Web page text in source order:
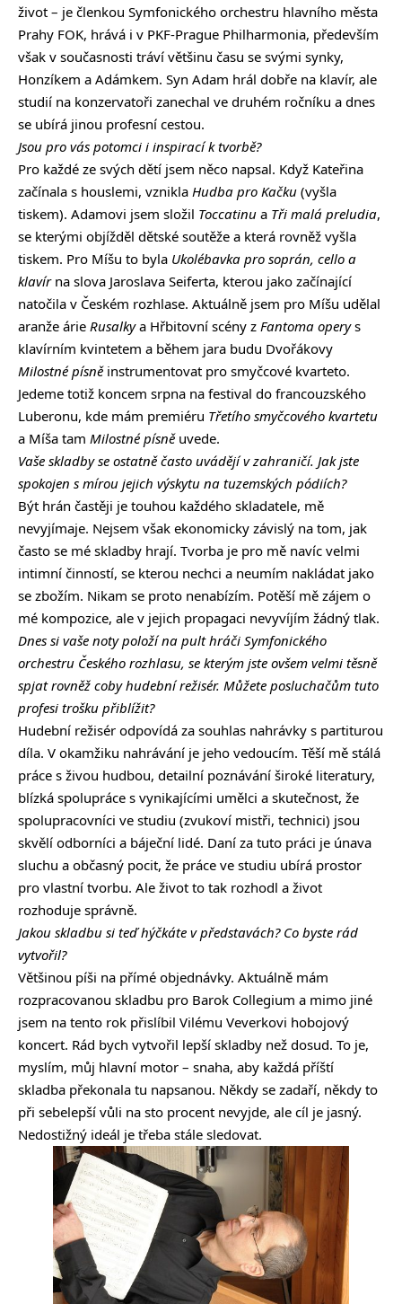
život – je členkou Symfonického orchestru hlavního města
Prahy FOK, hrává i v PKF-Prague Philharmonia, především
však v současnosti tráví většinu času se svými synky,
Honzíkem a Adámkem. Syn Adam hrál dobře na klavír, ale
studií na konzervatoři zanechal ve druhém ročníku a dnes
se ubírá jinou profesní cestou.
Jsou pro vás potomci i inspirací k tvorbě?
Pro každé ze svých dětí jsem něco napsal. Když Kateřina
začínala s houslemi, vznikla Hudba pro Kačku (vyšla
tiskem). Adamovi jsem složil Toccatinu a Tři malá preludia,
se kterými objížděl dětské soutěže a která rovněž vyšla
tiskem. Pro Míšu to byla Ukolébavka pro soprán, cello a
klavírna slova Jaroslava Seiferta, kterou jako začínající
natočila v Českém rozhlase. Aktuálně jsem pro Míšu udělal
aranže árie Rusalkya Hřbitovní scény z Fantoma operys
klavírním kvintetem a během jara budu Dvořákovy
Milostné písněinstrumentovat pro smyčcové kvarteto.
Jedeme totiž koncem srpna na festival do francouzského
Luberonu, kde mám premiéru Třetího smyčcového kvartetu
a Míša tam Milostné písněuvede.
Vaše skladby se ostatně často uvádějí v zahraničí. Jak jste
spokojen s mírou jejich výskytu na tuzemských pódiích?
Být hrán častěji je touhou každého skladatele, mě
nevyjímaje. Nejsem však ekonomicky závislý na tom, jak
často se mé skladby hrají. Tvorba je pro mě navíc velmi
intimní činností, se kterou nechci a neumím nakládat jako
se zbožím. Nikam se proto nenabízím. Potěší mě zájem o
mé kompozice, ale v jejich propagaci nevyvíjím žádný tlak.
Dnes si vaše noty položí na pult hráči Symfonického
orchestru Českého rozhlasu, se kterým jste ovšem velmi těsně
spjat rovněž coby hudební režisér. Můžete posluchačům tuto
profesi trošku přiblížit?
Hudební režisér odpovídá za souhlas nahrávky s partiturou
díla. V okamžiku nahrávání je jeho vedoucím. Těší mě stálá
práce s živou hudbou, detailní poznávání široké literatury,
blízká spolupráce s vynikajícími umělci a skutečnost, že
spolupracovníci ve studiu (zvukoví mistři, technici) jsou
skvělí odborníci a báječní lidé. Daní za tuto práci je únava
sluchu a občasný pocit, že práce ve studiu ubírá prostor
pro vlastní tvorbu. Ale život to tak rozhodl a život
rozhoduje správně.
Jakou skladbu si teď hýčkáte v představách? Co byste rád
vytvořil?
Většinou píši na přímé objednávky. Aktuálně mám
rozpracovanou skladbu pro Barok Collegium a mimo jiné
jsem na tento rok přislíbil Vilému Veverkovi hobojový
koncert. Rád bych vytvořil lepší skladby než dosud. To je,
myslím, můj hlavní motor – snaha, aby každá příští
skladba překonala tu napsanou. Někdy se zadaří, někdy to
při sebelepší vůli na sto procent nevyjde, ale cíl je jasný.
Nedostižný ideál je třeba stále sledovat.